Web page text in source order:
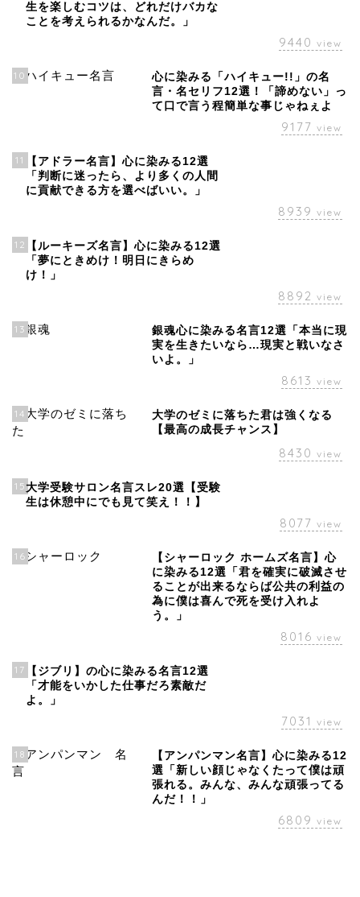
生を楽しむコツは、どれだけバカな
ことを考えられるかなんだ。」
9440 view
10
心に染みる「ハイキュー!!」の名
言・名セリフ12選！「諦めない」っ
て口で言う程簡単な事じゃねぇよ
9177 view
11
【アドラー名言】心に染みる12選
「判断に迷ったら、より多くの人間
に貢献できる方を選べばいい。」
8939 view
12
【ルーキーズ名言】心に染みる12選
「夢にときめけ！明日にきらめ
け！」
8892 view
13
銀魂心に染みる名言12選「本当に現
実を生きたいなら…現実と戦いなさ
いよ。」
8613 view
14
大学のゼミに落ちた君は強くなる
【最高の成長チャンス】
8430 view
15 大学受験サロン名言スレ20選【受験
生は休憩中にでも見て笑え！！】
8077 view
16
【シャーロック ホームズ名言】心
に染みる12選「君を確実に破滅させ
ることが出来るならば公共の利益の
為に僕は喜んで死を受け入れよ
う。」
8016 view
17
【ジブリ】の心に染みる名言12選
「才能をいかした仕事だろ素敵だ
よ。」
7031 view
18
【アンパンマン名言】心に染みる12
選「新しい顔じゃなくたって僕は頑
張れる。みんな、みんな頑張ってる
んだ！！」
6809 view